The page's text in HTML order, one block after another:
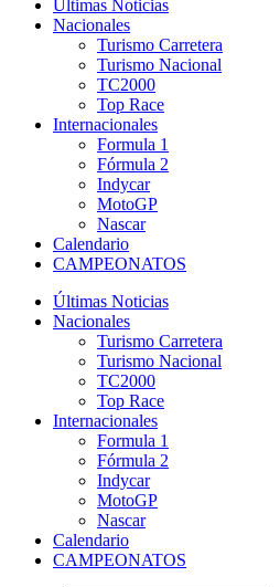
Últimas Noticias
Nacionales
Turismo Carretera
Turismo Nacional
TC2000
Top Race
Internacionales
Formula 1
Fórmula 2
Indycar
MotoGP
Nascar
Calendario
CAMPEONATOS
Últimas Noticias
Nacionales
Turismo Carretera
Turismo Nacional
TC2000
Top Race
Internacionales
Formula 1
Fórmula 2
Indycar
MotoGP
Nascar
Calendario
CAMPEONATOS